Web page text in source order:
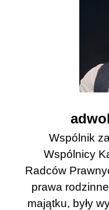
Wspólnik
Wspólnicy
Radców
prawa
majątku, były